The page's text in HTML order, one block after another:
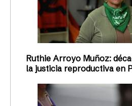
Ruthie Arroyo Muñoz:
la justicia reproductiva en